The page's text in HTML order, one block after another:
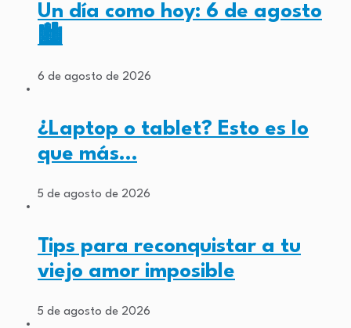
Un día como hoy: 6 de agosto
🏙️
6 de agosto de 2026
¿Laptop o tablet? Esto es lo
que más…
5 de agosto de 2026
Tips para reconquistar a tu
viejo amor imposible
5 de agosto de 2026